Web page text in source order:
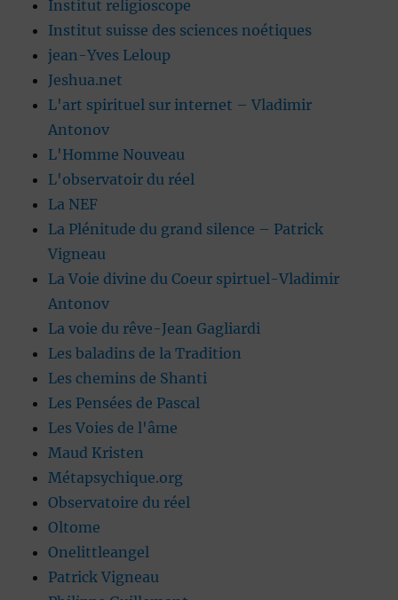
Institut religioscope
Institut suisse des sciences noétiques
jean-Yves Leloup
Jeshua.net
L'art spirituel sur internet – Vladimir
Antonov
L'Homme Nouveau
L'observatoir du réel
La NEF
La Plénitude du grand silence – Patrick
Vigneau
La Voie divine du Coeur spirtuel-Vladimir
Antonov
La voie du rêve-Jean Gagliardi
Les baladins de la Tradition
Les chemins de Shanti
Les Pensées de Pascal
Les Voies de l'âme
Maud Kristen
Métapsychique.org
Observatoire du réel
Oltome
Onelittleangel
Patrick Vigneau